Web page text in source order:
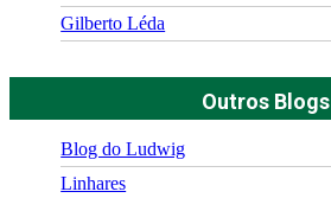
Gilberto Léda
Outros Blogs
Blog do Ludwig
Linhares